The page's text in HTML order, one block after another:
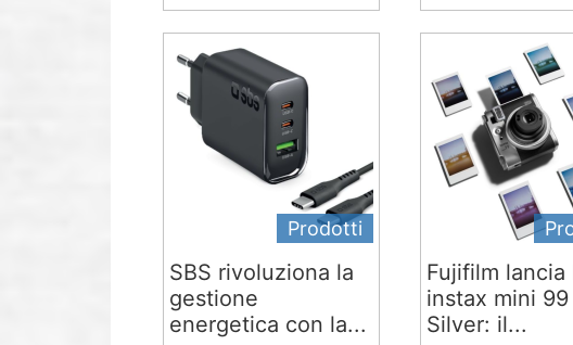
Prodotti
SBS rivoluziona la
gestione
energetica con la...
Fujifilm lancia
instax mini 99
Silver: il...